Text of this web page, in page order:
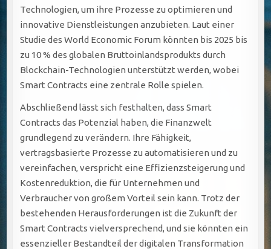
Technologien, um ihre Prozesse zu optimieren und
innovative Dienstleistungen anzubieten. Laut einer
Studie des World Economic Forum könnten bis 2025 bis
zu 10 % des globalen Bruttoinlandsprodukts durch
Blockchain-Technologien unterstützt werden, wobei
Smart Contracts eine zentrale Rolle spielen.
Abschließend lässt sich festhalten, dass Smart
Contracts das Potenzial haben, die Finanzwelt
grundlegend zu verändern. Ihre Fähigkeit,
vertragsbasierte Prozesse zu automatisieren und zu
vereinfachen, verspricht eine Effizienzsteigerung und
Kostenreduktion, die für Unternehmen und
Verbraucher von großem Vorteil sein kann. Trotz der
bestehenden Herausforderungen ist die Zukunft der
Smart Contracts vielversprechend, und sie könnten ein
essenzieller Bestandteil der digitalen Transformation